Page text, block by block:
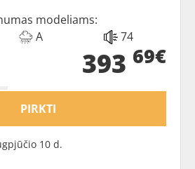
modeliams:
A 74
393 69€
PIRKTI
10 d.